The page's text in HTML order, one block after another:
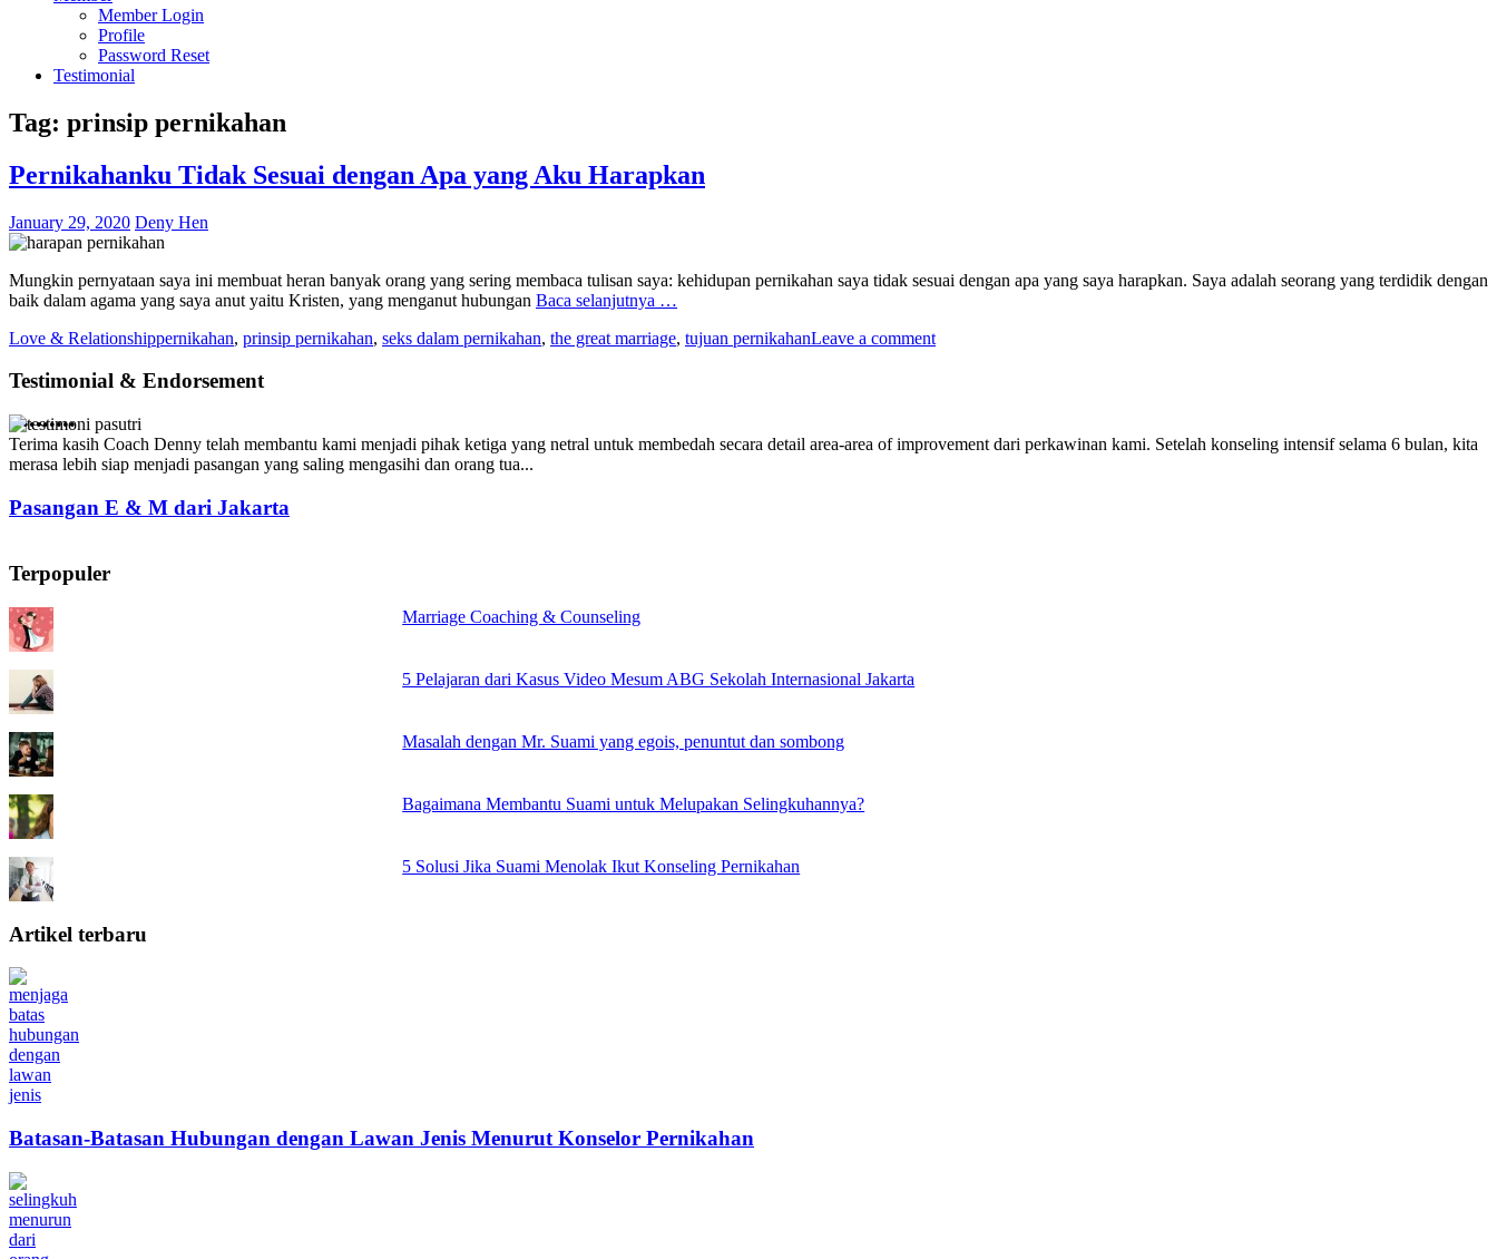
Member Login
Profile
Password Reset
Testimonial
Tag: prinsip pernikahan
Pernikahanku Tidak Sesuai dengan Apa yang Aku Harapkan
January 29, 2020 Deny Hen
Mungkin pernyataan saya ini membuat heran banyak orang yang sering membaca tulisan saya: kehidupan pernikahan saya tidak sesuai dengan apa yang saya harapkan. Saya adalah seorang yang terdidik dengan
baik dalam agama yang saya anut yaitu Kristen, yang menganut hubungan Baca selanjutnya …
Love & Relationshippernikahan, prinsip pernikahan, seks dalam pernikahan, the great marriage, tujuan pernikahanLeave a comment
Testimonial & Endorsement
••••••••••
Terima kasih Coach Denny telah membantu kami menjadi pihak ketiga yang netral untuk membedah secara detail area-area of improvement dari perkawinan kami. Setelah konseling intensif selama 6 bulan, kita
merasa lebih siap menjadi pasangan yang saling mengasihi dan orang tua...
Pasangan E & M dari Jakarta
Terimakasih coach Deny Hen, ilmunya sangat bermanfaat bagi pasutri. Konseling tidak hanya mencari akar permasalahan tapi juga diajarkan bagaimana praktik komunikasi yang baik, sederhana namun tidak
mudah. Pak Deny juga cermat dan netral untuk menengahi konflik. Hubungan kami suami istri...
Pasangan H & N dari Jakarta
Terpopuler
Marriage Coaching & Counseling
5 Pelajaran dari Kasus Video Mesum ABG Sekolah Internasional Jakarta
Masalah dengan Mr. Suami yang egois, penuntut dan sombong
Bagaimana Membantu Suami untuk Melupakan Selingkuhannya?
5 Solusi Jika Suami Menolak Ikut Konseling Pernikahan
Artikel terbaru
Batasan-Batasan Hubungan dengan Lawan Jenis Menurut Konselor Pernikahan